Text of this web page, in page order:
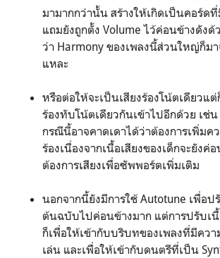
มามากกว่านั้น สร้างให้เกิดเป็นคอร์ด
แถมยังถูกตั้ง Volume ไว้ค่อนข้างดังด้
ว่า Harmony ของเพลงนี้ส่วนใหญ่ก็ม
แหละ
หรือต่อให้จะเป็นเสียงร้องโน้ตเดียวแต่
ร้องทับโน้ตเดียวกันเข้าไปอีกด้วย เช่
กรณีนี้อาจคาดเดาได้ว่าต้องการเพิ่มค
ร้องเนื่องจากเนื้อเสียงของเด็กจะยังค่
ต้องการเสียงเพื่อซัพพอร์ตเพิ่มเติม
นอกจากนี้ยังมีการใช้ Autotune เพื่อป
ต้นฉบับไปค่อนข้างมาก แต่การปรับเ
ก็เพื่อให้เข้ากับบริบทของเพลงที่มีคว
เล่น และเพื่อให้เข้ากับดนตรีที่เป็น